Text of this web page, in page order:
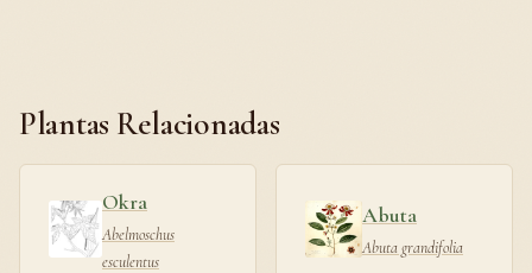
Plantas Relacionadas
Okra
Abelmoschus
esculentus
Abuta
Abuta grandifolia